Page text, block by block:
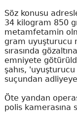
Söz konusu
34 kilogram 850
metamfetamin
gram uyuşturucu
sırasında
emniyete
şahıs,
suçundan
Öte yandan
polis kamerasına